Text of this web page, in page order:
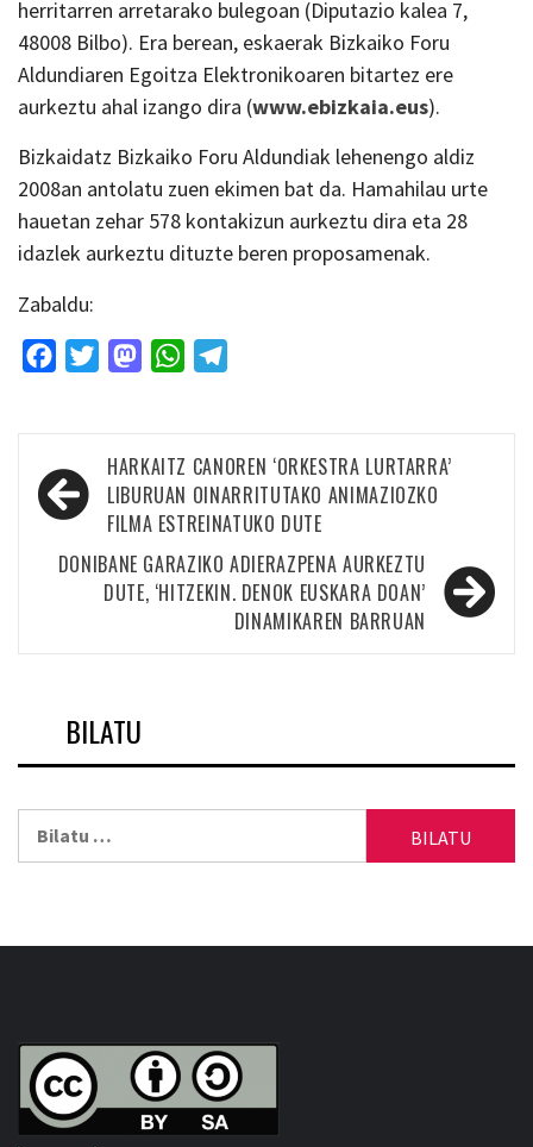
herritarren arretarako bulegoan (Diputazio kalea 7,
48008 Bilbo). Era berean, eskaerak Bizkaiko Foru
Aldundiaren Egoitza Elektronikoaren bitartez ere
aurkeztu ahal izango dira (www.ebizkaia.eus).
Bizkaidatz Bizkaiko Foru Aldundiak lehenengo aldiz
2008an antolatu zuen ekimen bat da. Hamahilau urte
hauetan zehar 578 kontakizun aurkeztu dira eta 28
idazlek aurkeztu dituzte beren proposamenak.
Zabaldu:
FacebookTwitterMastodonWhatsApp
Bidalketetan
zehar
nabigatu
HARKAITZ CANOREN ‘ORKESTRA LURTARRA’
LIBURUAN OINARRITUTAKO ANIMAZIOZKO
FILMA ESTREINATUKO DUTE
DONIBANE GARAZIKO ADIERAZPENA AURKEZTU
DUTE, ‘HITZEKIN. DENOK EUSKARA DOAN’
DINAMIKAREN BARRUAN
BILATU